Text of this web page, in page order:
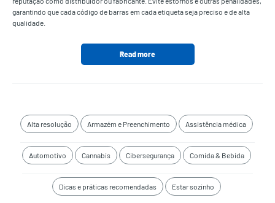
garantindo que cada código de barras em cada etiqueta seja preciso e de alta
qualidade.
Read more
Alta resolução Armazém e Preenchimento Assistência médica
Automotivo Cannabis Cibersegurança Comida & Bebida
Dicas e práticas recomendadas Estar sozinho